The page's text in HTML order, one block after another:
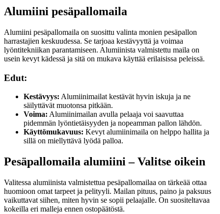
Alumiini pesäpallomaila
Alumiini pesäpallomaila on suosittu valinta monien pesäpallon
harrastajien keskuudessa. Se tarjoaa kestävyyttä ja voimaa
lyöntitekniikan parantamiseen. Alumiinista valmistettu maila on
usein kevyt kädessä ja sitä on mukava käyttää erilaisissa peleissä.
Edut:
Kestävyys: Alumiinimailat kestävät hyvin iskuja ja ne
säilyttävät muotonsa pitkään.
Voima: Alumiinimailan avulla pelaaja voi saavuttaa
pidemmän lyöntietäisyyden ja nopeamman pallon lähdön.
Käyttömukavuus: Kevyt alumiinimaila on helppo hallita ja
sillä on miellyttävä lyödä palloa.
Pesäpallomaila alumiini – Valitse oikein
Valitessa alumiinista valmistettua pesäpallomailaa on tärkeää ottaa
huomioon omat tarpeet ja pelityyli. Mailan pituus, paino ja paksuus
vaikuttavat siihen, miten hyvin se sopii pelaajalle. On suositeltavaa
kokeilla eri malleja ennen ostopäätöstä.